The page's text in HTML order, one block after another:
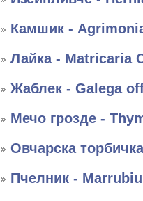
Камшик -
Лайка - Matricaria
Жаблек - Galega
Мечо грозде -
Овчарска
Пчелник -